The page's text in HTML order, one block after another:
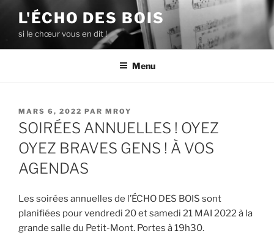
contenu
principal
L'ÉCHO DES BOIS
si le chœur vous en dit !
Menu
PUBLIÉ
LE
MARS 6, 2022 PAR MROY
SOIRÉES ANNUELLES ! OYEZ
OYEZ BRAVES GENS ! À VOS
AGENDAS
Les soirées annuelles de l’ÉCHO DES BOIS sont
planifiées pour vendredi 20 et samedi 21 MAI 2022 à la
grande salle du Petit-Mont. Portes à 19h30.